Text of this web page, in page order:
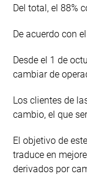
Del total, el 88%
De acuerdo con
Desde el 1 de
cambiar de
Los clientes de
cambio, el que
El objetivo de
traduce en
derivados por